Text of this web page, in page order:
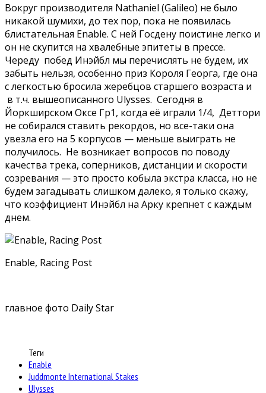
Вокруг производителя Nathaniel (Galileo) не было
никакой шумихи, до тех пор, пока не появилась
блистательная Enable. С ней Госдену поистине легко и
он не скупится на хвалебные эпитеты в прессе.
Череду побед Инэйбл мы перечислять не будем, их
забыть нельзя, особенно приз Короля Георга, где она
с легкостью бросила жеребцов старшего возраста и
в т.ч. вышеописанного Ulysses. Сегодня в
Йоркширском Оксе Гр1, когда её играли 1/4, Деттори
не собирался ставить рекордов, но все-таки она
увезла его на 5 корпусов — меньше выиграть не
получилось. Не возникает вопросов по поводу
качества трека, соперников, дистанции и скорости
созревания — это просто кобыла экстра класса, но не
будем загадывать слишком далеко, я только скажу,
что коэффициент Инэйбл на Арку крепнет с каждым
днем.
Enable, Racing Post
главное фото Daily Star
Теги
Enable
Juddmonte International Stakes
Ulysses